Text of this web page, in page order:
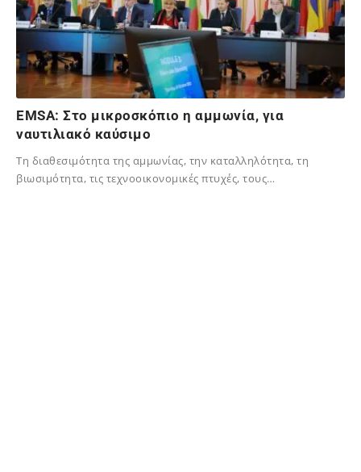
EMSA: Στο μικροσκόπιο η αμμωνία, για
ναυτιλιακό καύσιμο
Τη διαθεσιμότητα της αμμωνίας, την καταλληλότητα, τη
βιωσιμότητα, τις τεχνοοικονομικές πτυχές, τους…